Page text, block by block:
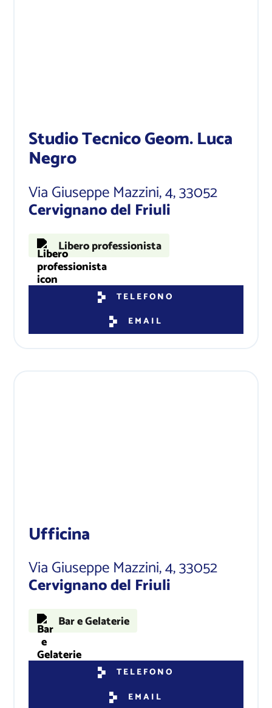
Studio Tecnico Geom. Luca
Negro
Via Giuseppe Mazzini, 4, 33052
Cervignano del Friuli​
Libero professionista
TELEFONO
EMAIL
Ufficina
Via Giuseppe Mazzini, 4, 33052
Cervignano del Friuli
Bar e Gelaterie
TELEFONO
EMAIL